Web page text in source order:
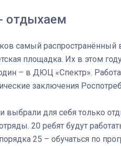
отдыхаем
самый распространённый
площадка. Их в этом
– в ДЮЦ «Спектр».
заключения
выбрали для себя только
20 ребят будут
25 – обучаться по